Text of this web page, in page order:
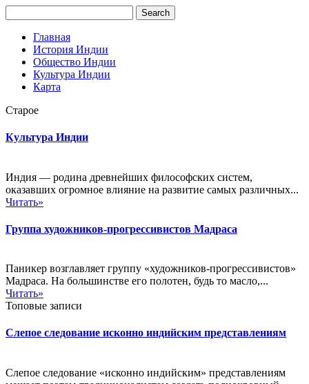
Главная
История Индии
Общество Индии
Культура Индии
Карта
Старое
Культура Индии
Индия — родина древнейших философских систем,
оказавших огромное влияние на развитие самых различных...
Читать»
Группа художников-прогрессивистов Мадраса
Паникер возглавляет группу «художников-прогрессивистов»
Мадраса. На большинстве его полотен, будь то масло,...
Читать»
Топовые записи
Слепое следование исконно индийским представлениям
Слепое следование «исконно индийским» представлениям